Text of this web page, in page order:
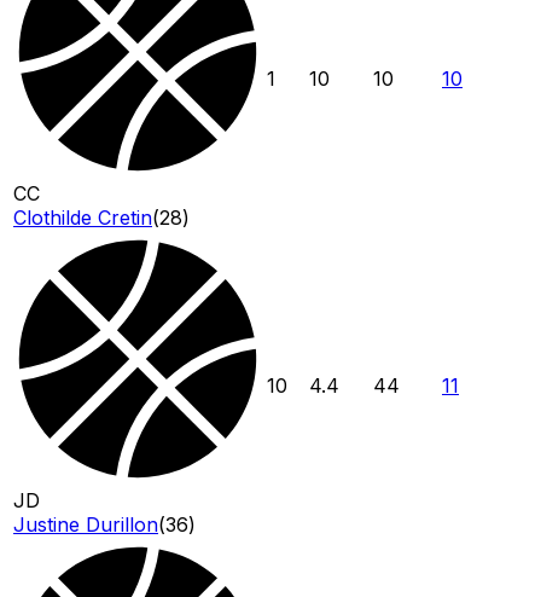
CC
Clothilde Cretin(28)
1 10 10 10
JD
Justine Durillon(36)
10 4.4 44 11